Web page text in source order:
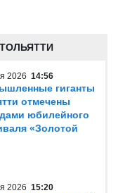
2026 14:56
гиганты
отмечены
юбилейного
«Золотой
2026 15:20